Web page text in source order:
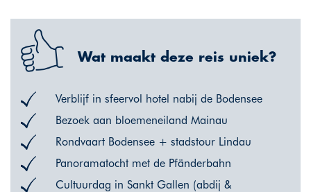
Wat maakt deze reis uniek?
Verblijf in sfeervol hotel nabij de Bodensee
Bezoek aan bloemeneiland Mainau
Rondvaart Bodensee + stadstour Lindau
Panoramatocht met de Pfänderbahn
Cultuurdag in Sankt Gallen (abdij &